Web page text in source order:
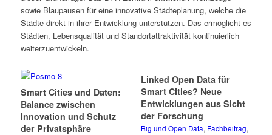
sowie Blaupausen für eine innovative Städteplanung, welche die
Städte direkt in ihrer Entwicklung unterstützen. Das ermöglicht es
Städten, Lebensqualität und Standortattraktivität kontinuierlich
weiterzuentwickeln.
Smart Cities und Daten:
Balance zwischen
Innovation und Schutz
der Privatsphäre
Linked Open Data für
Smart Cities? Neue
Entwicklungen aus Sicht
der Forschung
Big und Open Data, Fachbeitrag,